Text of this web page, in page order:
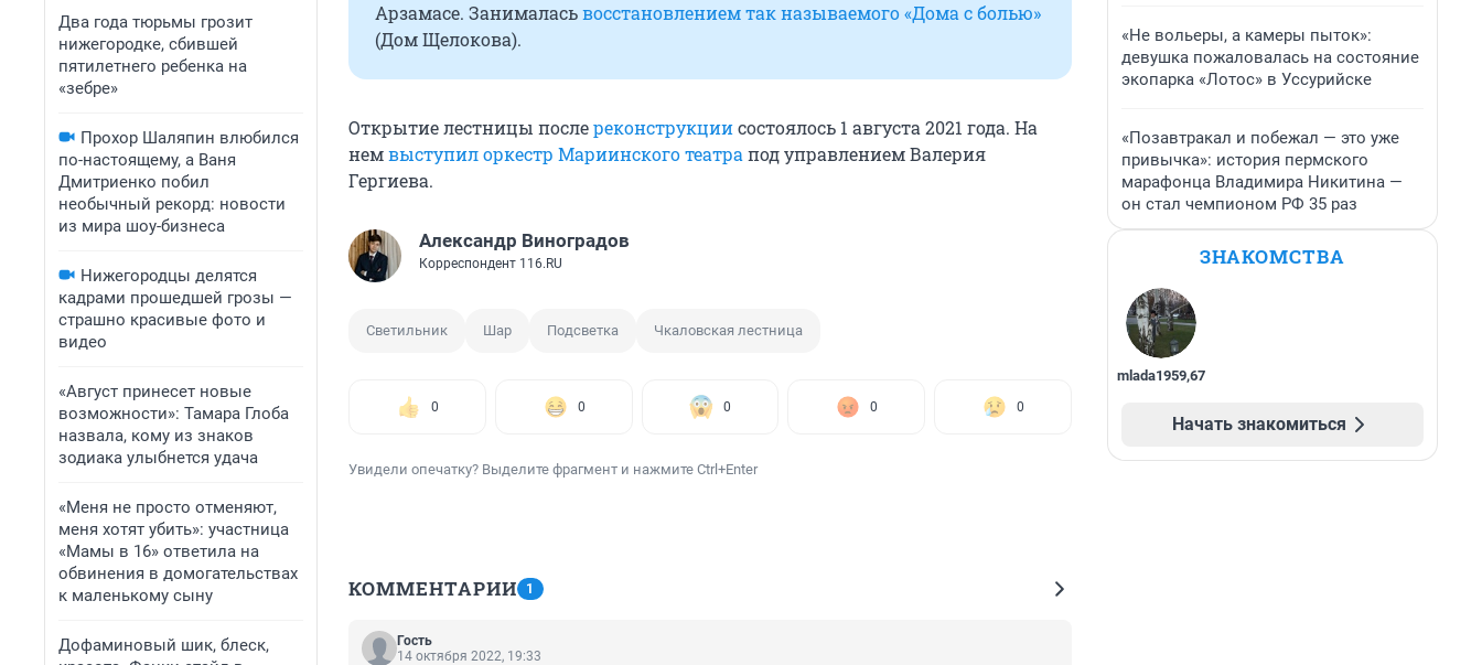
Два года тюрьмы грозит
нижегородке, сбившей
пятилетнего ребенка на
«зебре»
Прохор Шаляпин влюбился
по-настоящему, а Ваня
Дмитриенко побил
необычный рекорд: новости
из мира шоу-бизнеса
Нижегородцы делятся
кадрами прошедшей грозы —
страшно красивые фото и
видео
«Август принесет новые
возможности»: Тамара Глоба
назвала, кому из знаков
зодиака улыбнется удача
«Меня не просто отменяют,
меня хотят убить»: участница
«Мамы в 16» ответила на
обвинения в домогательствах
к маленькому сыну
Дофаминовый шик, блеск,
Арзамасе. Занималасьвосстановлением так называемого «Дома с болью»
(Дом Щелокова).
Открытие лестницы послереконструкциисостоялось 1 августа 2021 года. На
немвыступил оркестр Мариинского театра под управлением Валерия
Гергиева.
Александр Виноградов
Корреспондент 116.RU
Светильник Шар Подсветка Чкаловская лестница
0 0 0 0 0
Увидели опечатку? Выделите фрагмент и нажмите Ctrl+Enter
КОММЕНТАРИИ 1
Гость
14 октября 2022, 19:33
«Не вольеры, а камеры пыток»:
девушка пожаловалась на состояние
экопарка «Лотос» в Уссурийске
«Позавтракал и побежал — это уже
привычка»: история пермского
марафонца Владимира Никитина —
он стал чемпионом РФ 35 раз
ЗНАКОМСТВА
mlada1959,67
Начать знакомиться